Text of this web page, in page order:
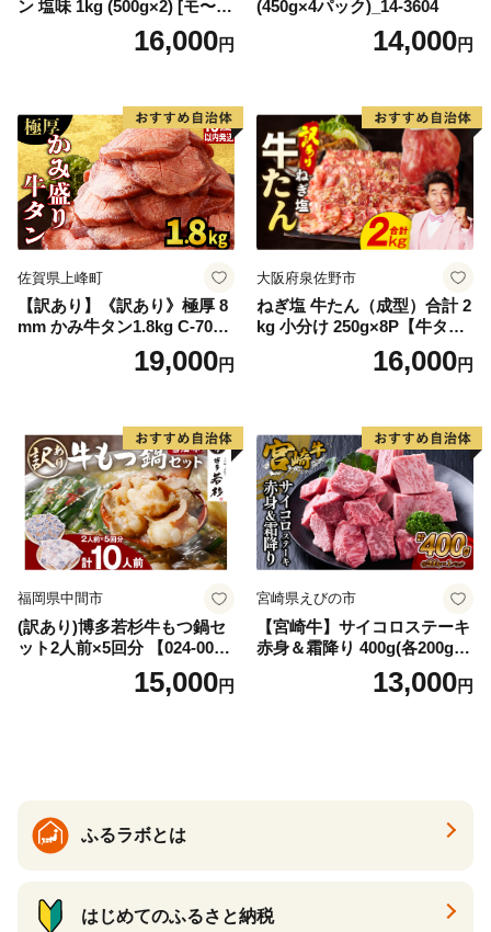
ン 塩味 1kg (500g×2) [モ〜ラ
ンド 宮城県 気仙沼市 205646
60] 肉 牛肉 精肉 牛たん 牛タ
厚切り タン
16,000円
(450g×4パック)_14-3604
14,000円
佐賀県上峰町
【訳あり】《訳あり》極厚 8
mm かみ牛タン1.8kg C-709-
19,000円
大阪府泉佐野市
ねぎ塩 牛たん（成型）合計 2
kg 小分け 250g×8P【牛タン
牛肉 焼肉用 薄切り 訳あり サ
16,000円
福岡県中間市
(訳あり)博多若杉牛もつ鍋セ
ット2人前×5回分 【024-002
15,000円
宮崎県えびの市
【宮崎牛】サイコロステーキ
赤身＆霜降り 400g(各200g×
１P 計2P) 真空パック 冷凍
13,000円
ふるラボとは
はじめてのふるさと納税